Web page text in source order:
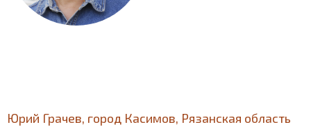
Юрий Грачев, город Касимов, Рязанская область